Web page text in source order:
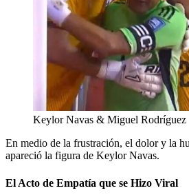
Keylor Navas & Miguel Rodríguez
En medio de la frustración, el dolor y la
apareció la figura de Keylor Navas.
El Acto de Empatía que se Hizo Viral